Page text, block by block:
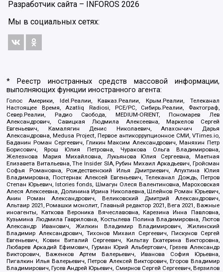
Разработчик сайта – INFOROS 2026
Мы в социальных сетях:
* Реестр иностранных средств массовой информации,
выполняющих функции иностранного агента:
Голос Америки, Idel.Реалии, Кавказ.Реалии, Крым.Реалии, Телеканал
Настоящее Время, Azatliq Radiosi, PCE/PC, Сибирь.Реалии, Фактограф,
Север.Реалии, Радио Свобода, MEDIUM-ORIENT, Пономарев Лев
Александрович, Савицкая Людмила Алексеевна, Маркелов Сергей
Евгеньевич, Камалягин Денис Николаевич, Апахончич Дарья
Александровна, Medusa Project, Первое антикоррупционное СМИ, VTimes.io,
Баданин Роман Сергеевич, Гликин Максим Александрович, Маняхин Петр
Борисович, Ярош Юлия Петровна, Чуракова Ольга Владимировна,
Железнова Мария Михайловна, Лукьянова Юлия Сергеевна, Маетная
Елизавета Витальевна, The Insider SIA, Рубин Михаил Аркадьевич, Гройсман
Софья Романовна, Рождественский Илья Дмитриевич, Апухтина Юлия
Владимировна, Постернак Алексей Евгеньевич, Телеканал Дождь, Петров
Степан Юрьевич, Istories fonds, Шмагун Олеся Валентиновна, Мароховская
Алеся Алексеевна, Долинина Ирина Николаевна, Шлейнов Роман Юрьевич,
Анин Роман Александрович, Великовский Дмитрий Александрович,
Альтаир 2021, Ромашки монолит, Главный редактор 2021, Вега 2021, Важные
иноагенты, Каткова Вероника Вячеславовна, Карезина Инна Павловна,
Кузьмина Людмила Гавриловна, Костылева Полина Владимировна, Лютов
Александр Иванович, Жилкин Владимир Владимирович, Жилинский
Владимир Александрович, Тихонов Михаил Сергеевич, Пискунов Сергей
Евгеньевич, Ковин Виталий Сергеевич, Кильтау Екатерина Викторовна,
Любарев Аркадий Ефимович, Гурман Юрий Альбертович, Грезев Александр
Викторович, Важенков Артем Валерьевич, Иванова София Юрьевна,
Пигалкин Илья Валерьевич, Петров Алексей Викторович, Егоров Владимир
Владимирович, Гусев Андрей Юрьевич, Смирнов Сергей Сергеевич, Верзилов